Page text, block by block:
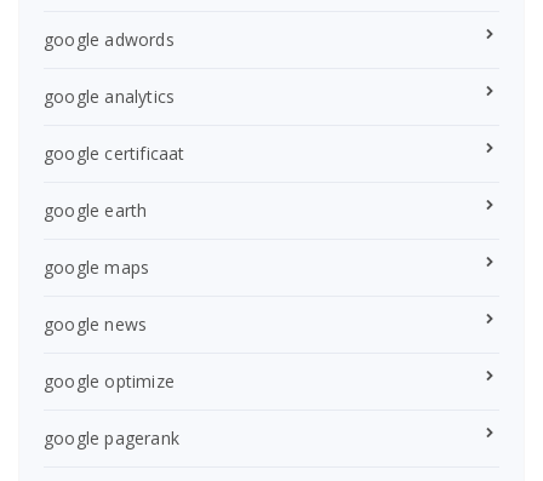
google adwords
google analytics
google certificaat
google earth
google maps
google news
google optimize
google pagerank